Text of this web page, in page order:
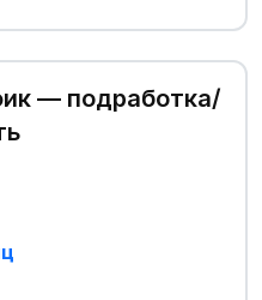
— подработка/